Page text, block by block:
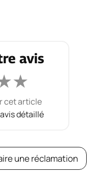
avis
★
cet article
détaillé
une réclamation